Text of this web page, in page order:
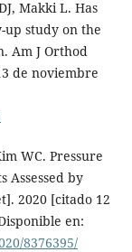
Makki L. Has
study on the
Am J Orthod
de noviembre
WC. Pressure
Assessed by
2020 [citado 12
en:
8376395/